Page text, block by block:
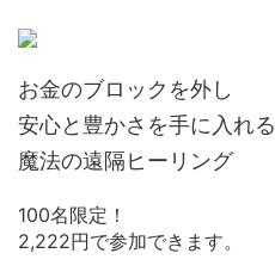
お金のブロックを外し
安心と豊かさを手に入れる
魔法の遠隔ヒーリング
100名限定！
2,222円で参加できます。